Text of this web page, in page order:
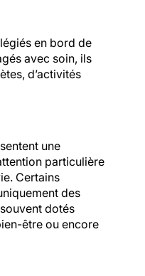
en bord de
avec soin, ils
d’activités
une
particulière
Certains
des
dotés
être ou encore